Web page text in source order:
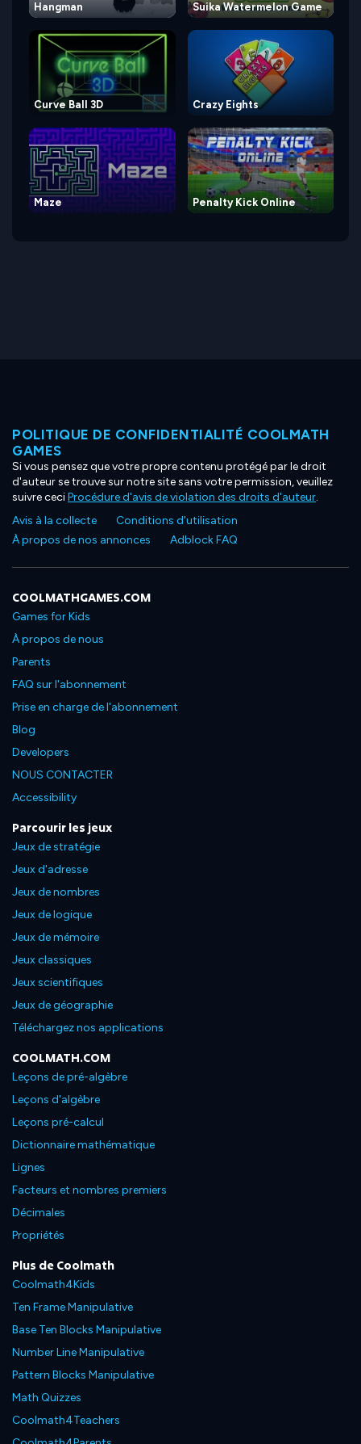
Hangman Suika Watermelon Game
Curve Ball 3D Crazy Eights
Maze Penalty Kick Online
POLITIQUE DE CONFIDENTIALITÉ COOLMATH
GAMES
Si vous pensez que votre propre contenu protégé par le droit
d'auteur se trouve sur notre site sans votre permission, veuillez
suivre ceciProcédure d'avis de violation des droits d'auteur.
Avis à la collecte
Conditions d'utilisation
À propos de nos annonces
Adblock FAQ
COOLMATHGAMES.COM
Games for Kids
À propos de nous
Parents
FAQ sur l'abonnement
Prise en charge de l'abonnement
Blog
Developers
NOUS CONTACTER
Accessibility
Parcourir les jeux
Jeux de stratégie
Jeux d'adresse
Jeux de nombres
Jeux de logique
Jeux de mémoire
Jeux classiques
Jeux scientifiques
Jeux de géographie
Téléchargez nos applications
COOLMATH.COM
Leçons de pré-algèbre
Leçons d'algèbre
Leçons pré-calcul
Dictionnaire mathématique
Lignes
Facteurs et nombres premiers
Décimales
Propriétés
Plus de Coolmath
Coolmath4Kids
Ten Frame Manipulative
Base Ten Blocks Manipulative
Number Line Manipulative
Pattern Blocks Manipulative
Math Quizzes
Coolmath4Teachers